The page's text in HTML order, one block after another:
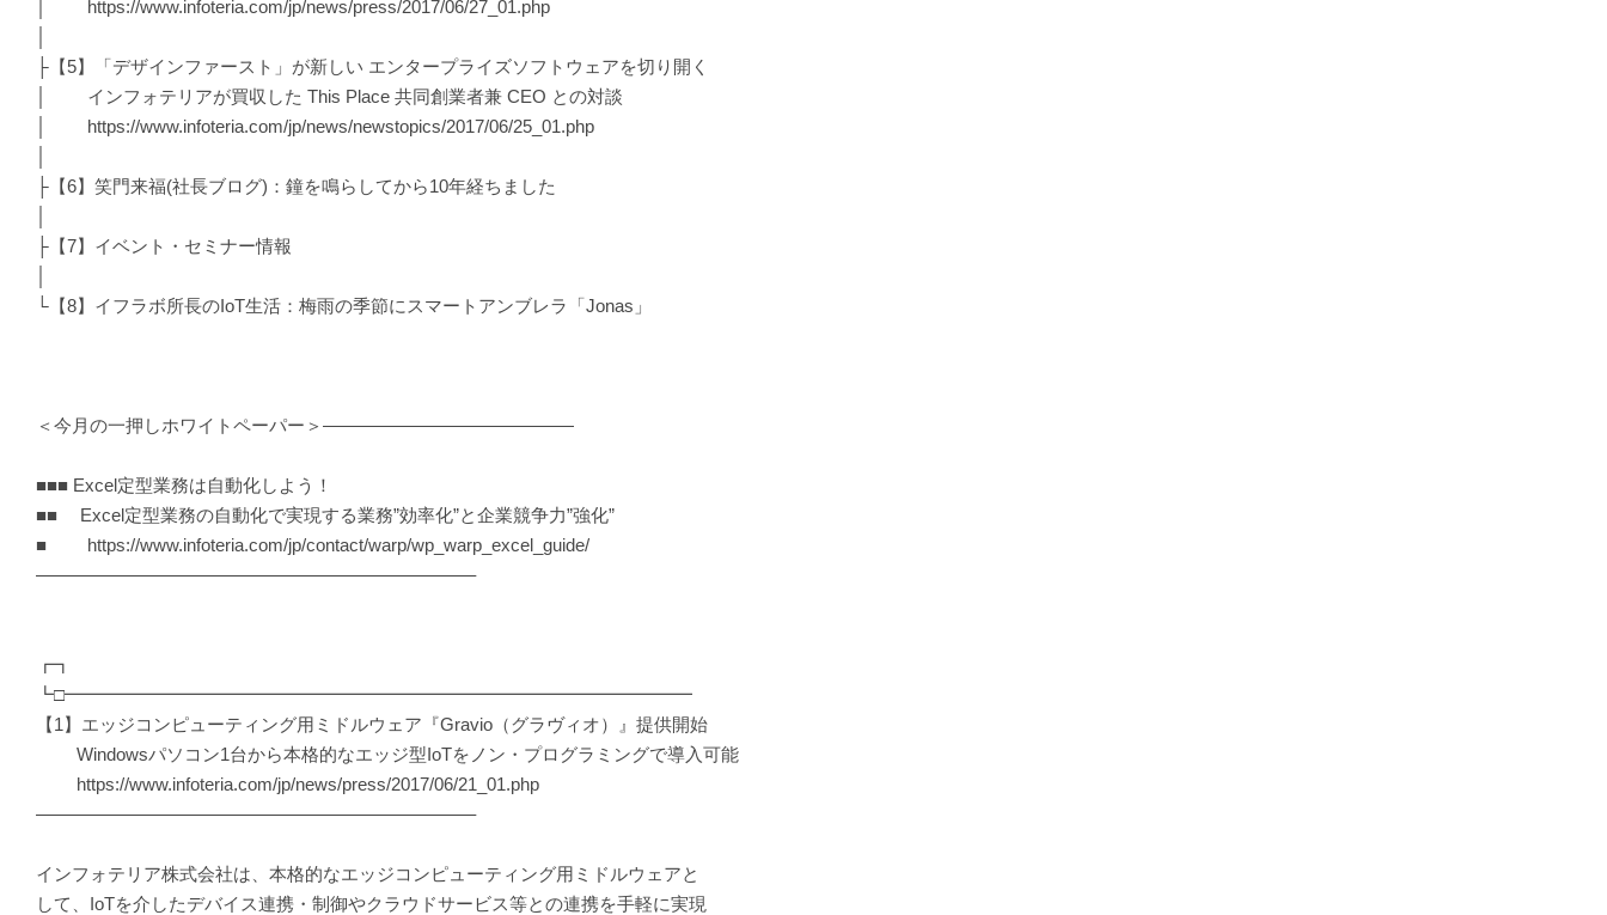
│ https://www.infoteria.com/jp/news/press/2017/06/27_01.php
├【5】「デザインファースト」が新しい エンタープライズソフトウェアを切り開く
│ インフォテリアが買収した This Place 共同創業者兼 CEO との対談
│ https://www.infoteria.com/jp/news/newstopics/2017/06/25_01.php
├【6】笑門来福(社長ブログ)：鐘を鳴らしてから10年経ちました
├【7】イベント・セミナー情報
└【8】イフラボ所長のIoT生活：梅雨の季節にスマートアンブレラ「Jonas」
＜今月の一押しホワイトペーパー＞——————————————
■■■ Excel定型業務は自動化しよう！
■■ Excel定型業務の自動化で実現する業務”効率化”と企業競争力”強化”
■ https://www.infoteria.com/jp/contact/warp/wp_warp_excel_guide/
————————————————————————–
┏┓
┗□━━━━━━━━━━━━━━━━━━━━━━━━━━━━━━━━━━━
【1】エッジコンピューティング用ミドルウェア『Gravio（グラヴィオ）』提供開始
Windowsパソコン1台から本格的なエッジ型IoTをノン・プログラミングで導入可能
https://www.infoteria.com/jp/news/press/2017/06/21_01.php
————————————————————————–
インフォテリア株式会社は、本格的なエッジコンピューティング用ミドルウェアと
して、IoTを介したデバイス連携・制御やクラウドサービス等との連携を手軽に実現